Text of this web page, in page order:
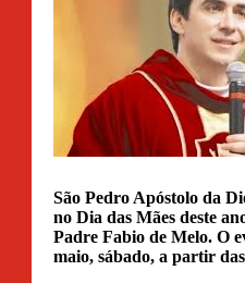
São Pedro Apóstolo da
no Dia das Mães deste
Padre Fabio de Melo. O
maio, sábado, a partir